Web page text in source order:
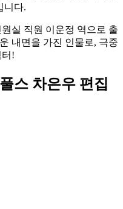
니다.
실 직원 이운정 역으로 출
내면을 가진 인물로, 극중
!
스 차은우 편집